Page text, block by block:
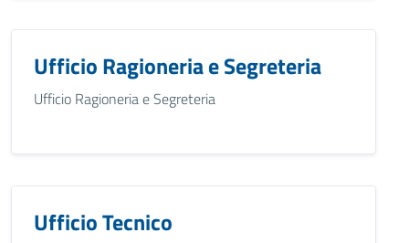
Ufficio Ragioneria e Segreteria
Ufficio Ragioneria e Segreteria
Ufficio Tecnico